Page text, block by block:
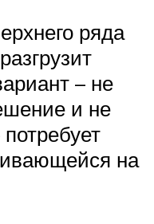
ряда
– не
и не
на